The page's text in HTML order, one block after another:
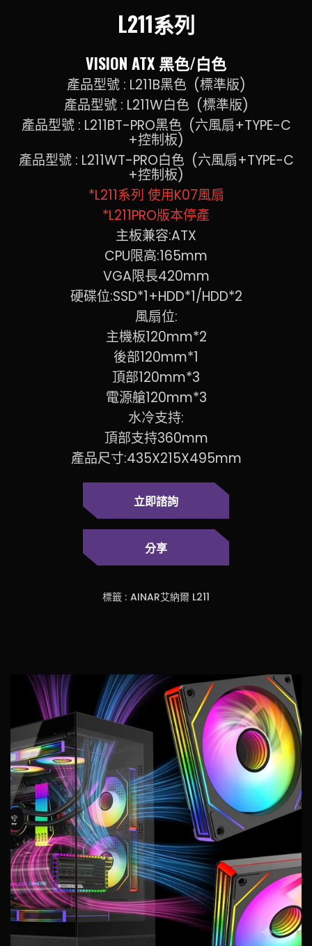
L211系列
VISION ATX 黑色/白色
產品型號 : L211B黑色 (標準版)
產品型號 : L211W白色 (標準版)
產品型號 : L211BT-PRO黑色 (六風扇+TYPE-C
+控制板)
產品型號 : L211WT-PRO白色 (六風扇+TYPE-C
+控制板)
*L211系列 使用K07風扇
*L211PRO版本停產
主板兼容:ATX
CPU限高:165mm
VGA限長420mm
硬碟位:SSD*1+HDD*1/HDD*2
風扇位:
主機板120mm*2
後部120mm*1
頂部120mm*3
電源艙120mm*3
水冷支持:
頂部支持360mm
產品尺寸:435X215X495mm
立即諮詢
分享
標籤 : AINAR艾納爾 L211